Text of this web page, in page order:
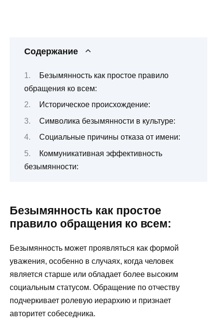
Содержание
Безымянность как простое правило
обращения ко всем:
Историческое происхождение:
Символика безымянности в культуре:
Социальные причины отказа от имени:
Коммуникативная эффективность
безымянности:
Безымянность как простое
правило обращения ко всем:
Безымянность может проявляться как формой
уважения, особенно в случаях, когда человек
является старше или обладает более высоким
социальным статусом. Обращение по отчеству
подчеркивает ролевую иерархию и признает
авторитет собеседника.